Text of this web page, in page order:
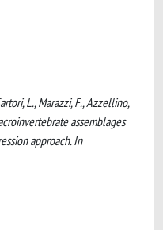
L., Marazzi, F., Azzellino,
assemblages
approach. In